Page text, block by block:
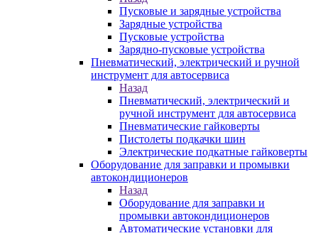
Пусковые и зарядные устройства
Зарядные устройства
Пусковые устройства
Зарядно-пусковые устройства
Пневматический, электрический и ручной
инструмент для автосервиса
Назад
Пневматический, электрический и
ручной инструмент для автосервиса
Пневматические гайковерты
Пистолеты подкачки шин
Электрические подкатные гайковерты
Оборудование для заправки и промывки
автокондиционеров
Назад
Оборудование для заправки и
промывки автокондиционеров
Автоматические установки для